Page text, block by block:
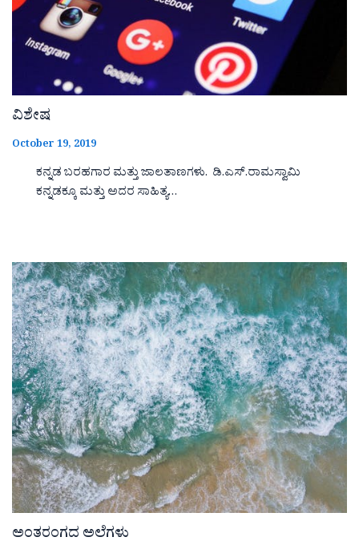
ವಿಶೇಷ
October 19, 2019
ಕನ್ನಡ ಬರಹಗಾರ ಮತ್ತು ಜಾಲತಾಣಗಳು. ಡಿ.ಎಸ್.ರಾಮಸ್ವಾಮಿ
ಕನ್ನಡಕ್ಕೂ ಮತ್ತು ಅದರ ಸಾಹಿತ್ಯ…
ಅಂತರಂಗದ ಅಲೆಗಳು